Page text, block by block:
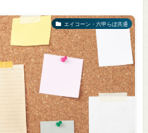
エイコーン・六甲らぼ共通